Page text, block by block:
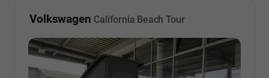
Volkswagen California Beach Tour